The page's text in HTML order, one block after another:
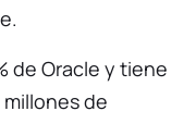
de Oracle y tiene
de